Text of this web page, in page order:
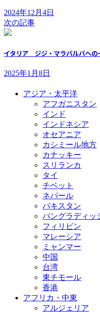
2024年12月4日
次の記事
イタリア ジジ・マラバルバへの
2025年1月8日
アジア・太平洋
アフガニスタン
インド
インドネシア
オセアニア
カシミール地方
カナッキー
スリランカ
タイ
チベット
ネパール
パキスタン
バングラディッ
フィリピン
マレーシア
ミャンマー
中国
台湾
東チモール
香港
アフリカ・中東
アルジェリア